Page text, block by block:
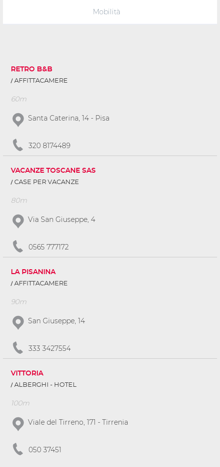
Mobilità
RETRO B&B
AFFITTACAMERE
60m
Santa Caterina, 14 - Pisa
320 8174489
VACANZE TOSCANE SAS
CASE PER VACANZE
80m
Via San Giuseppe, 4
0565 777172
LA PISANINA
AFFITTACAMERE
90m
San Giuseppe, 14
333 3427554
VITTORIA
ALBERGHI - HOTEL
100m
Viale del Tirreno, 171 - Tirrenia
050 37451